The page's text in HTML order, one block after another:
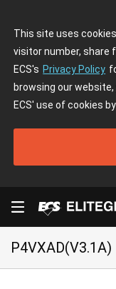
This site uses
visitor number, share
ECS's Privacy Policy
browsing our
ECS' use of cookies
P4VXAD(V3.1A)